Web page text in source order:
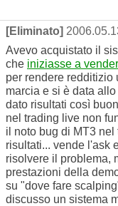
[Eliminato]
Avevo acquistato il
che iniziasse a
per rendere redditizio
marcia e si è data
dato risultati così
nel trading live non
il noto bug di MT3
risultati... vende l'ask
risolvere il problema,
prestazioni della
su "dove fare
discusso un sistema